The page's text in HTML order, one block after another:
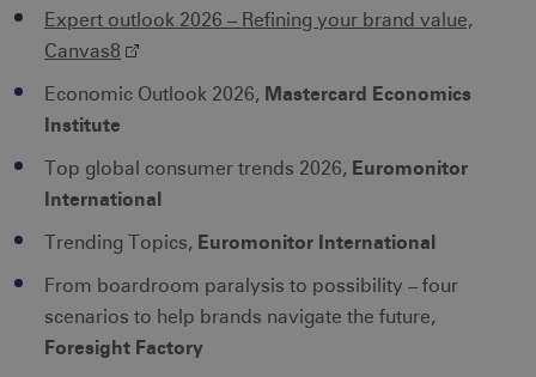
Expert outlook 2026 – Refining your brand value,
Canvas8
Economic Outlook 2026, Mastercard Economics
Institute
Top global consumer trends 2026, Euromonitor
International
Trending Topics, Euromonitor International
From boardroom paralysis to possibility – four
scenarios to help brands navigate the future,
Foresight Factory